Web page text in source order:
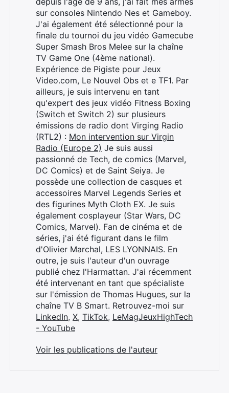
sur consoles Nintendo Nes et Gameboy.
J'ai également été sélectionné pour la
finale du tournoi du jeu vidéo Gamecube
Super Smash Bros Melee sur la chaîne
TV Game One (4ème national).
Expérience de Pigiste pour Jeux
Video.com, Le Nouvel Obs et e TF1. Par
ailleurs, je suis intervenu en tant
qu'expert des jeux vidéo Fitness Boxing
(Switch et Switch 2) sur plusieurs
émissions de radio dont Virging Radio
(RTL2) : Mon intervention sur Virgin
Radio (Europe 2) Je suis aussi
passionné de Tech, de comics (Marvel,
DC Comics) et de Saint Seiya. Je
possède une collection de casques et
accessoires Marvel Legends Series et
des figurines Myth Cloth EX. Je suis
également cosplayeur (Star Wars, DC
Comics, Marvel). Fan de cinéma et de
séries, j'ai été figurant dans le film
d'Olivier Marchal, LES LYONNAIS. En
outre, je suis l'auteur d'un ouvrage
publié chez l'Harmattan. J'ai récemment
été intervenant en tant que spécialiste
sur l'émission de Thomas Hugues, sur la
chaîne TV B Smart. Retrouvez-moi sur
LinkedIn, X, TikTok, LeMagJeuxHighTech
- YouTube
Voir les publications de l'auteur
Rechercher
: